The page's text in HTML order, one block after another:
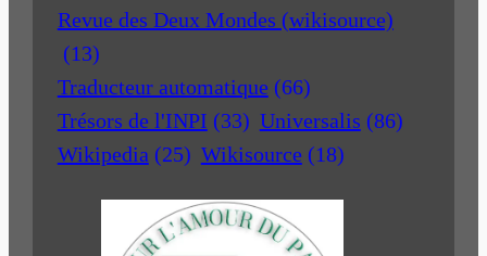
Revue des Deux Mondes (wikisource)
(13)
Traducteur automatique (66)
Trésors de l'INPI (33) Universalis (86)
Wikipedia (25) Wikisource (18)